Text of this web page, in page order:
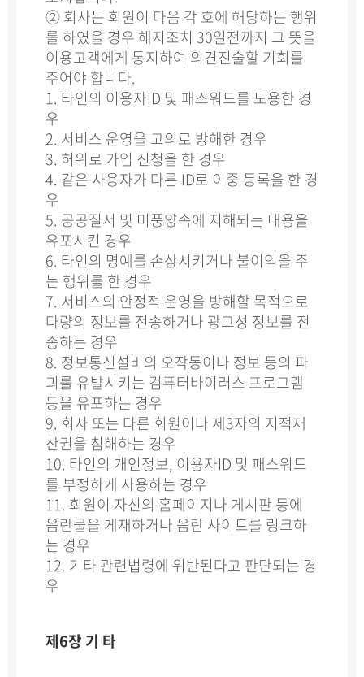
② 회사는 회원이 다음 각 호에 해당하는 행위
를 하였을 경우 해지조치 30일전까지 그 뜻을
이용고객에게 통지하여 의견진술할 기회를
주어야 합니다.
1. 타인의 이용자ID 및 패스워드를 도용한 경
우
2. 서비스 운영을 고의로 방해한 경우
3. 허위로 가입 신청을 한 경우
4. 같은 사용자가 다른 ID로 이중 등록을 한 경
우
5. 공공질서 및 미풍양속에 저해되는 내용을
유포시킨 경우
6. 타인의 명예를 손상시키거나 불이익을 주
는 행위를 한 경우
7. 서비스의 안정적 운영을 방해할 목적으로
다량의 정보를 전송하거나 광고성 정보를 전
송하는 경우
8. 정보통신설비의 오작동이나 정보 등의 파
괴를 유발시키는 컴퓨터바이러스 프로그램
등을 유포하는 경우
9. 회사 또는 다른 회원이나 제3자의 지적재
산권을 침해하는 경우
10. 타인의 개인정보, 이용자ID 및 패스워드
를 부정하게 사용하는 경우
11. 회원이 자신의 홈페이지나 게시판 등에
음란물을 게재하거나 음란 사이트를 링크하
는 경우
12. 기타 관련법령에 위반된다고 판단되는 경
우
제6장 기 타